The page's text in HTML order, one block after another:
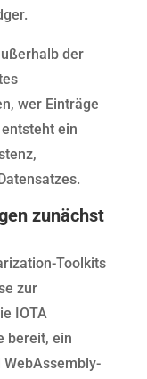
der
wer Einträge
ein
zunächst
Toolkits
zur
IOTA
bereit, ein
WebAssembly-